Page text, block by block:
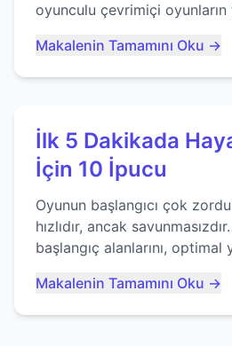
oyunculu çevrimiçi
Makalenin Tamamını Oku →
İlk 5 Dakikada
İçin 10 İpucu
Oyunun başlangıcı çok
hızlıdır, ancak
başlangıç alanlarını, optimal yiyecek tüketimini
kaçınacağınızı anlatıyor...
Makalenin Tamamını Oku →